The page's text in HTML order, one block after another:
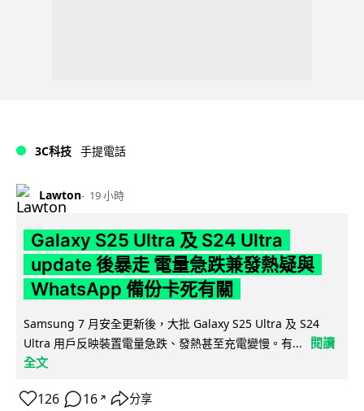
3C科技 手提電話
Lawton 19 小時
Galaxy S25 Ultra 及 S24 Ultra
update 後暴走 電量急跌兼發熱疑與
WhatsApp 備份卡死有關
Samsung 7 月安全更新後，大批 Galaxy S25 Ultra 及 S24
Ultra 用戶反映裝置電量急跌、發熱甚至充電變慢。有...
閱讀
全文
126 16 ↗ 分享